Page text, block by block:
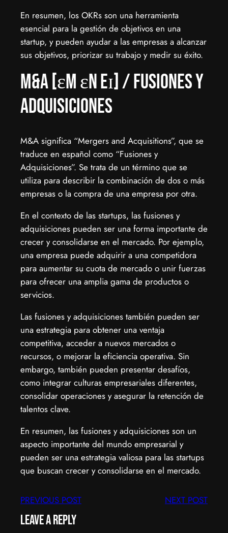
En resumen, los OKRs son una herramienta
esencial para la gestión de objetivos en una
startup, y pueden ayudar a las empresas a alcanzar
sus objetivos, priorizar su trabajo y medir su éxito.
M&A [ɛm ɛn eɪ] / Fusiones y
Adquisiciones
M&A significa “Mergers and Acquisitions”, que se
traduce en español como “Fusiones y
Adquisiciones”. Se trata de un término que se
utiliza para describir la combinación de dos o más
empresas o la compra de una empresa por otra.
En el contexto de las startups, las fusiones y
adquisiciones pueden ser una forma importante de
crecer y consolidarse en el mercado. Por ejemplo,
una empresa puede adquirir a una competidora
para aumentar su cuota de mercado o unir fuerzas
para ofrecer una amplia gama de productos o
servicios.
Las fusiones y adquisiciones también pueden ser
una estrategia para obtener una ventaja
competitiva, acceder a nuevos mercados o
recursos, o mejorar la eficiencia operativa. Sin
embargo, también pueden presentar desafíos,
como integrar culturas empresariales diferentes,
consolidar operaciones y asegurar la retención de
talentos clave.
En resumen, las fusiones y adquisiciones son un
aspecto importante del mundo empresarial y
pueden ser una estrategia valiosa para las startups
que buscan crecer y consolidarse en el mercado.
PREVIOUS POST NEXT POST
Leave a Reply